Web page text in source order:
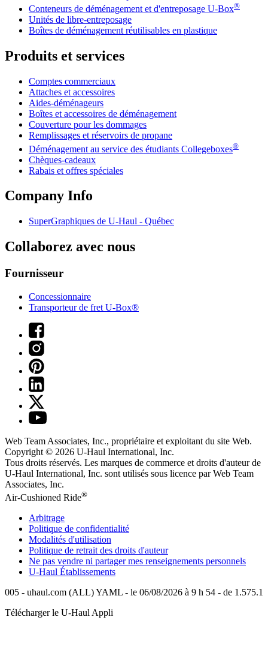
Conteneurs de déménagement et d'entreposage U-Box®
Unités de libre-entreposage
Boîtes de déménagement réutilisables en plastique
Produits et services
Comptes commerciaux
Attaches et accessoires
Aides-déménageurs
Boîtes et accessoires de déménagement
Couverture pour les dommages
Remplissages et réservoirs de propane
Déménagement au service des étudiants Collegeboxes®
Chèques-cadeaux
Rabais et offres spéciales
Company Info
SuperGraphiques de U-Haul - Québec
Collaborez avec nous
Fournisseur
Concessionnaire
Transporteur de fret U-Box®
Web Team Associates, Inc., propriétaire et exploitant du site Web.
Copyright © 2026 U-Haul International, Inc.
Tous droits réservés. Les marques de commerce et droits d'auteur de
U-Haul International, Inc. sont utilisés sous licence par Web Team
Associates, Inc.
Air-Cushioned Ride®
Arbitrage
Politique de confidentialité
Modalités d'utilisation
Politique de retrait des droits d'auteur
Ne pas vendre ni partager mes renseignements personnels
U-Haul Établissements
005 - uhaul.com (ALL) YAML - le 06/08/2026 à 9 h 54 - de 1.575.1
Télécharger le U-Haul Appli